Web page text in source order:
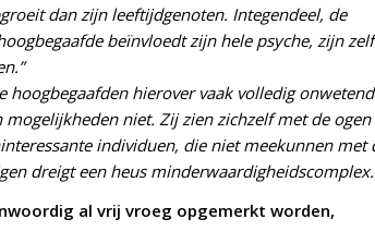
dan zijn leeftijdgenoten. Integendeel, de
beïnvloedt zijn hele psyche, zijn
hoogbegaafden hierover vaak volledig
niet. Zij zien zichzelf met de ogen
individuen, die niet meekunnen met
dreigt een heus
al vrij vroeg opgemerkt worden,